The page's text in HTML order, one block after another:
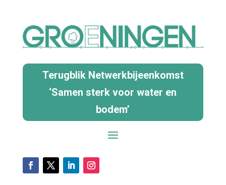
Terugblik Netwerkbijeenkomst
‘Samen sterk voor water en
bodem’